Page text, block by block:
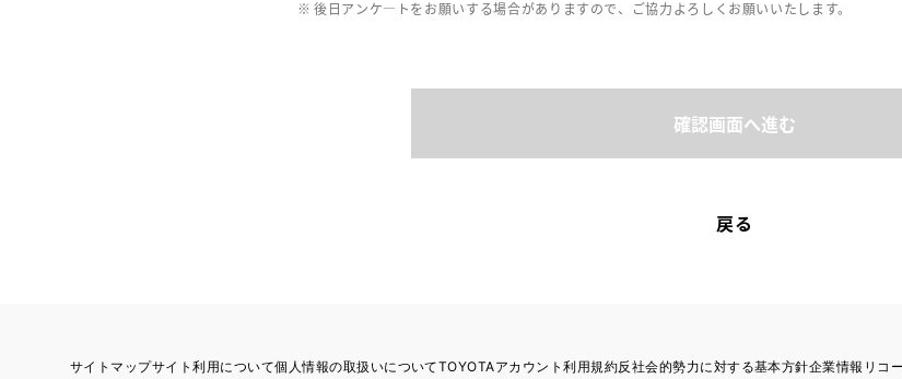
後日アンケ―トをお願いする場合がありますので、ご協力よろしくお願いいたします。
確認画面へ進む
戻る
サイトマップサイト利用について個人情報の取扱いについてTOYOTAアカウント利用規約反社会的勢力に対する基本方針企業情報 リコ